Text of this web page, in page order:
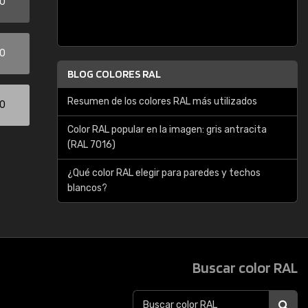
BLOG COLORES RAL
Resumen de los colores RAL más utilizados
Color RAL popular en la imagen: gris antracita
(RAL 7016)
¿Qué color RAL elegir para paredes y techos
blancos?
Buscar color RAL